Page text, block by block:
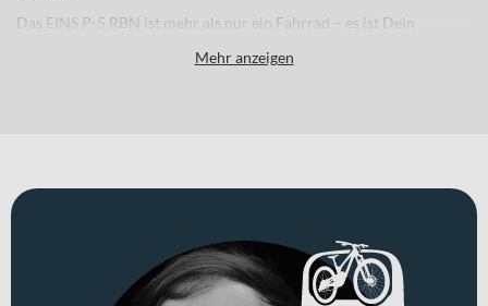
Das EINS P-5 RBN ist mehr als nur ein Fahrrad – es ist Dein
die Farbe crystal white machen dieses Modell einzigartig und
Mehr anzeigen